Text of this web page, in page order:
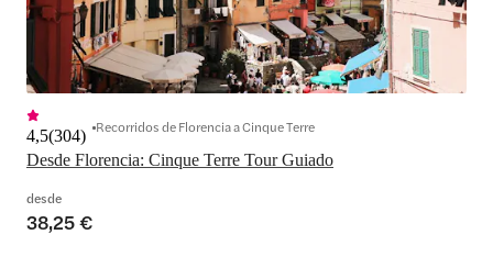
Desde Florencia: Cinque Terre Tour Guiado
4,5(304) Recorridos de Florencia a Cinque Terre
desde
38,25 €